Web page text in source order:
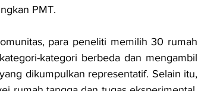
PMT.
para peneliti memilih 30 rumah
kategori berbeda dan mengambil
dikumpulkan representatif. Selain itu,